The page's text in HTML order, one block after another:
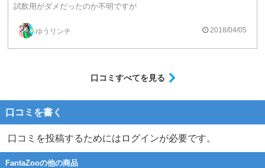
試飲用がダメだったのか不明ですが
メンソール好きでも好き嫌い分かれるリキッド
ハマればコレ一択になり得るリキッド
ゆうリンチ 2018/04/05
口コミすべてを見る
口コミを書く
口コミを投稿するためにはログインが必要です。
FantaZooの他の商品